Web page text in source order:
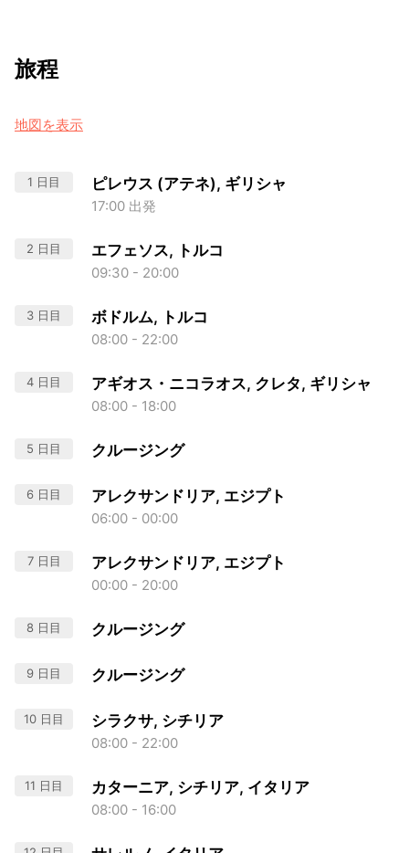
旅程
地図を表示
1 日目 ピレウス (アテネ), ギリシャ
17:00 出発
2 日目 エフェソス, トルコ
09:30 - 20:00
3 日目 ボドルム, トルコ
08:00 - 22:00
4 日目 アギオス・ニコラオス, クレタ, ギリシャ
08:00 - 18:00
5 日目 クルージング
6 日目 アレクサンドリア, エジプト
06:00 - 00:00
7 日目 アレクサンドリア, エジプト
00:00 - 20:00
8 日目 クルージング
9 日目 クルージング
10 日目 シラクサ, シチリア
08:00 - 22:00
11 日目 カターニア, シチリア, イタリア
08:00 - 16:00